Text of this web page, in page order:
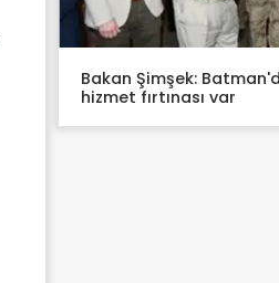
Bakan Şimşek:
hizmet fırtınası var